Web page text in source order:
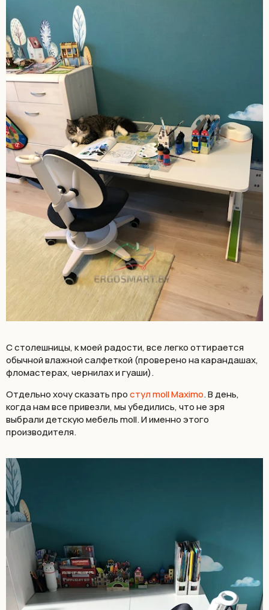
С столешницы, к моей радости, все легко оттирается
обычной влажной салфеткой (проверено на карандашах,
фломастерах, чернилах и гуаши).
Отдельно хочу сказать простул moll Maximo. В день,
когда нам все привезли, мы убедились, что не зря
выбрали детскую мебель moll. И именно этого
производителя.